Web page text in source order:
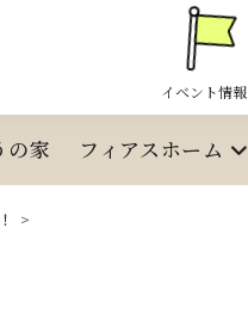
イベント情報
の家 フィアスホーム
>